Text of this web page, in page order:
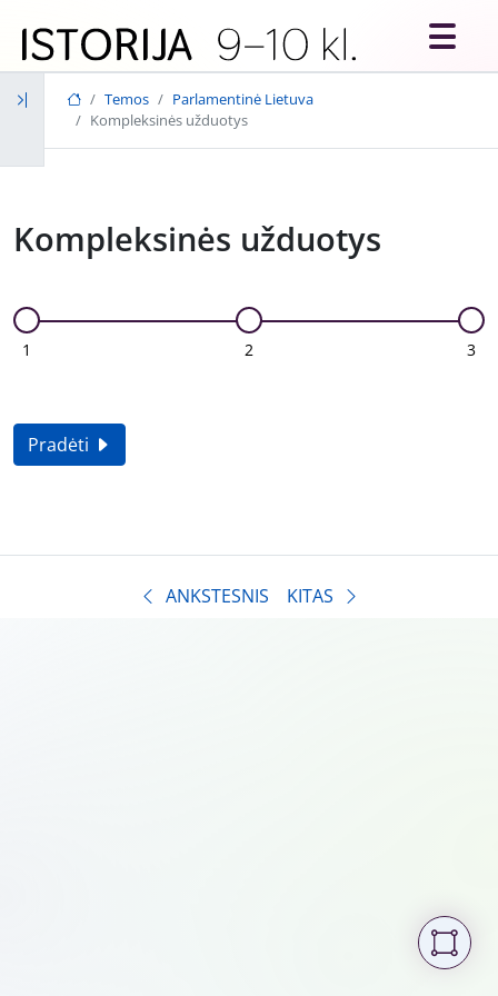
Temos
Parlamentinė Lietuva
Kompleksinės užduotys
Kompleksinės užduotys
1 2 3
Pradėti
ANKSTESNIS KITAS